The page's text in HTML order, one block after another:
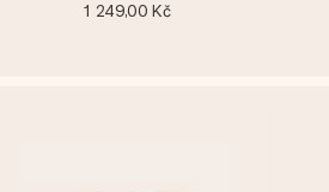
1 249,00 Kč